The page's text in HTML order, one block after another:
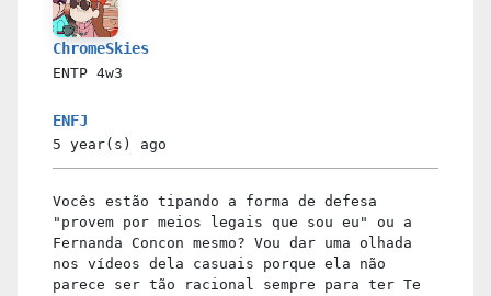
ChromeSkies
ENTP 4w3
ENFJ
5 year(s) ago
Vocês estão tipando a forma de defesa
"provem por meios legais que sou eu" ou a
Fernanda Concon mesmo? Vou dar uma olhada
nos vídeos dela casuais porque ela não
parece ser tão racional sempre para ter Te